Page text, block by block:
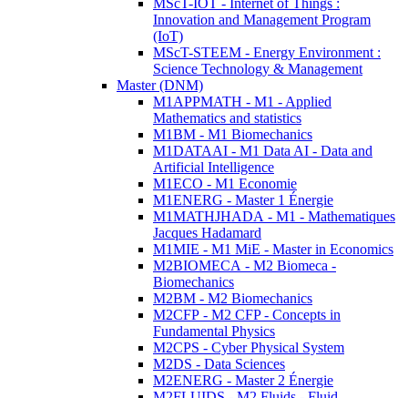
MScT-IOT - Internet of Things :
Innovation and Management Program
(IoT)
MScT-STEEM - Energy Environment :
Science Technology & Management
Master (DNM)
M1APPMATH - M1 - Applied
Mathematics and statistics
M1BM - M1 Biomechanics
M1DATAAI - M1 Data AI - Data and
Artificial Intelligence
M1ECO - M1 Economie
M1ENERG - Master 1 Énergie
M1MATHJHADA - M1 - Mathematiques
Jacques Hadamard
M1MIE - M1 MiE - Master in Economics
M2BIOMECA - M2 Biomeca -
Biomechanics
M2BM - M2 Biomechanics
M2CFP - M2 CFP - Concepts in
Fundamental Physics
M2CPS - Cyber Physical System
M2DS - Data Sciences
M2ENERG - Master 2 Énergie